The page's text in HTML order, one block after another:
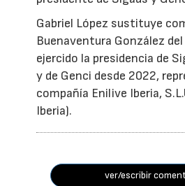
Gabriel López sustituye
Buenaventura González
ejercido la presidencia de
y de Genci desde 2022,
compañía Enilive Iberia,
Iberia).
ver/escribir